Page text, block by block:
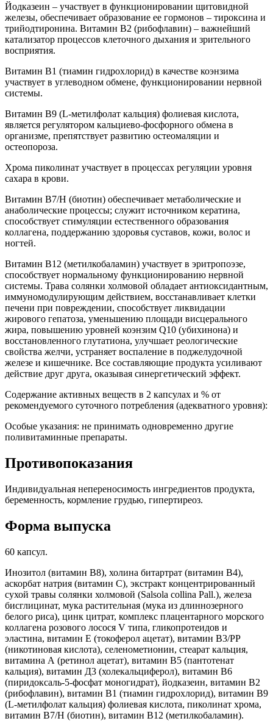
Йодказеин – участвует в функционировании щитовидной
железы, обеспечивает образование ее гормонов – тироксина и
трийодтиронина. Витамин В2 (рибофлавин) – важнейший
катализатор процессов клеточного дыхания и зрительного
восприятия.
Витамин В1 (тиамин гидрохлорид) в качестве коэнзима
участвует в углеводном обмене, функционировании нервной
системы.
Витамин В9 (L-метилфолат кальция) фолиевая кислота,
является регулятором кальциево-фосфорного обмена в
организме, препятствует развитию остеомаляции и
остеопороза.
Хрома пиколинат участвует в процессах регуляции уровня
сахара в крови.
Витамин В7/Н (биотин) обеспечивает метаболические и
анаболические процессы; служит источником кератина,
способствует стимуляции естественного образования
коллагена, поддержанию здоровья суставов, кожи, волос и
ногтей.
Витамин В12 (метилкобаламин) участвует в эритропоэзе,
способствует нормальному функционированию нервной
системы. Трава солянки холмовой обладает антиоксидантным,
иммуномодулирующим действием, восстанавливает клетки
печени при повреждении, способствует ликвидации
жирового гепатоза, уменьшению площади висцерального
жира, повышению уровней коэнзим Q10 (убихинона) и
восстановленного глутатиона, улучшает реологические
свойства желчи, устраняет воспаление в поджелудочной
железе и кишечнике. Все составляющие продукта усиливают
действие друг друга, оказывая синергетический эффект.
Содержание активных веществ в 2 капсулах и % от
рекомендуемого суточного потребления (адекватного уровня):
Особые указания: не принимать одновременно другие
поливитаминные препараты.
Противопоказания
Индивидуальная непереносимость ингредиентов продукта,
беременность, кормление грудью, гипертиреоз.
Форма выпуска
60 капсул.
Инозитол (витамин В8), холина битартрат (витамин В4),
аскорбат натрия (витамин С), экстракт концентрированный
сухой травы солянки холмовой (Salsola collina Pall.), железа
бисглицинат, мука растительная (мука из длиннозерного
белого риса), цинк цитрат, комплекс плацентарного морского
коллагена розового лосося V типа, гликопротеидов и
эластина, витамин Е (токоферол ацетат), витамин В3/РР
(никотиновая кислота), селенометионин, стеарат кальция,
витамина А (ретинол ацетат), витамин В5 (пантотенат
кальция), витамин Д3 (холекальциферол), витамин В6
(пиридоксаль-5-фосфат моногидрат), йодказеин, витамин В2
(рибофлавин), витамин В1 (тиамин гидрохлорид), витамин В9
(L-метилфолат кальция) фолиевая кислота, пиколинат хрома,
витамин В7/Н (биотин), витамин В12 (метилкобаламин).